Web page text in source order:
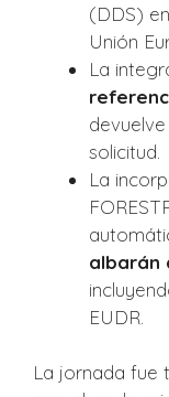
(DDS)
Unión
La
solicitud.
La
albarán
EUDR.
La jornada fue